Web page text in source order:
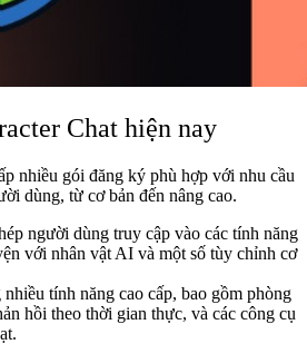
Chat hiện nay
nhiều gói đăng ký phù hợp với nhu cầu
dùng, từ cơ bản đến nâng cao.
người dùng truy cập vào các tính năng
với nhân vật AI và một số tùy chỉnh cơ
tính năng cao cấp, bao gồm phòng
hồi theo thời gian thực, và các công cụ